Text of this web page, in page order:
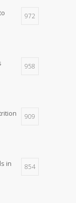
972
958
909
in
854